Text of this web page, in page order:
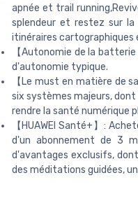
apnée et trail
splendeur et restez sur
itinéraires cartographiques
【Autonomie de la
d'autonomie typique.
【Le must en matière de
six systèmes majeurs,
rendre la santé numérique
【HUAWEI Santé+】:
d'un abonnement de 3
d'avantages exclusifs,
des méditations guidées,